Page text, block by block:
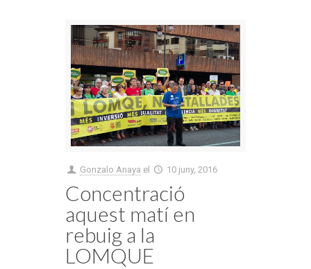
Gonzalo Anaya el 10 juny, 2016
Concentració
aquest matí en
rebuig a la
LOMQUE